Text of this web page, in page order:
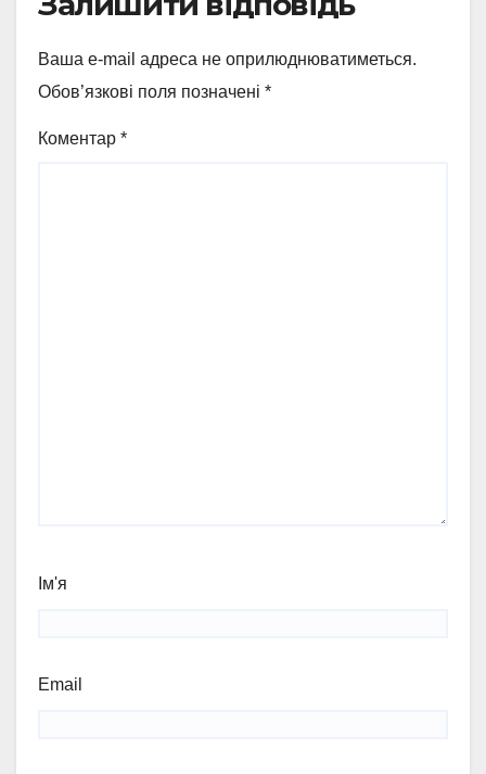
Ваша e-mail адреса не оприлюднюватиметься.
Обов’язкові поля позначені *
Коментар *
Ім'я
Email